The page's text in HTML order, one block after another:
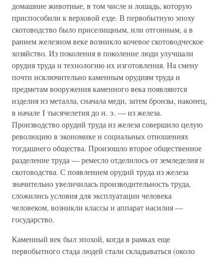
домашние животные, в том числе и лошадь, которую
приспособили к верховой езде. В первобытную эпоху
скотоводство было приселищным, или отгонным, а в
раннем железном веке возникло кочевое скотоводческое
хозяйство. Из поколения в поколение люди улучшали
орудия труда и технологию их изготовления. На смену
почти исключительно каменным орудиям труда и
предметам вооружения каменного века появляются
изделия из металла, сначала меди, затем бронзы, наконец,
в начале I тысячелетия до н. э. — из железа.
Производство орудий труда из железа совершило целую
революцию в экономике и социальных отношениях
тогдашнего общества. Произошло второе общественное
разделение труда — ремесло отделилось от земледелия и
скотоводства. С появлением орудий труда из железа
значительно увеличилась производительность труда,
сложились условия для эксплуатации человека
человеком, возникли классы и аппарат насилия —
государство.
Каменный век был эпохой, когда в рамках еще
первобытного стада людей стали складываться (около